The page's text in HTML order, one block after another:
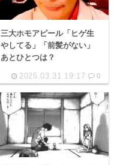
三大ホモアピール「ヒゲ生
やしてる」「前髪がない」
あとひとつは？
2025.03.31 19:17 0